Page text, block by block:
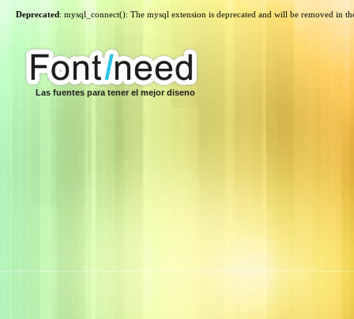
Deprecated: mysql_connect(): The mysql extension is deprecated and will be removed in
Las fuentes para tener el mejor diseno